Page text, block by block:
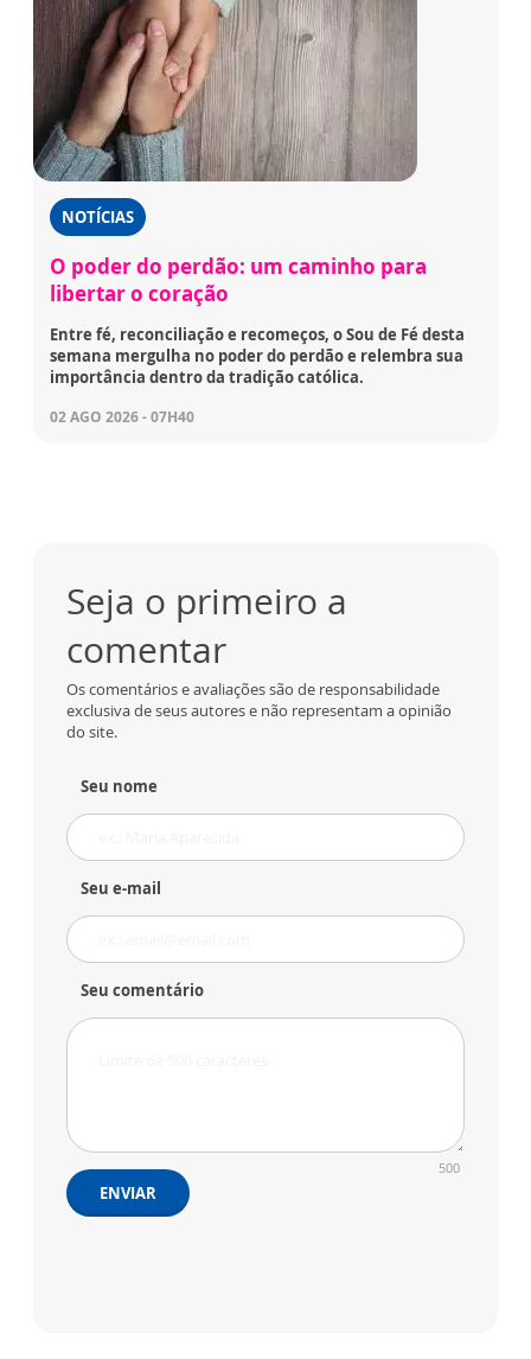
NOTÍCIAS
O poder do perdão: um caminho para
libertar o coração
Entre fé, reconciliação e recomeços, o Sou de Fé desta
semana mergulha no poder do perdão e relembra sua
importância dentro da tradição católica.
02 AGO 2026 - 07H40
Seja o primeiro a
comentar
Os comentários e avaliações são de responsabilidade
exclusiva de seus autores e não representam a opinião
do site.
Seu nome
Seu e-mail
Seu comentário
500
ENVIAR